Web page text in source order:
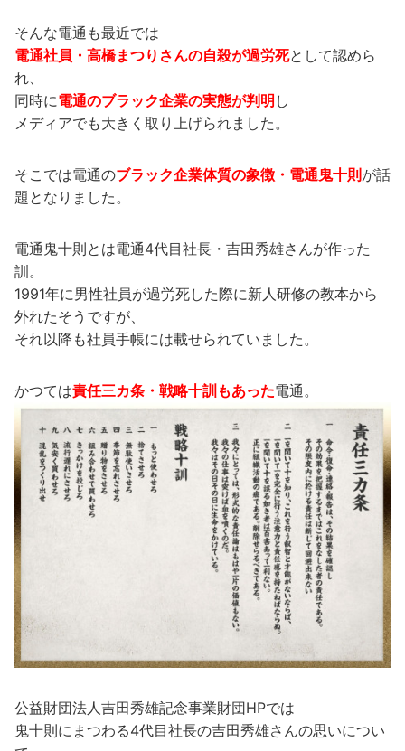
そんな電通も最近では
電通社員・高橋まつりさんの自殺が過労死として認めら
れ、
同時に電通のブラック企業の実態が判明 し
メディアでも大きく取り上げられました。
そこでは電通のブラック企業体質の象徴・電通鬼十則が話
題となりました。
電通鬼十則とは電通4代目社長・吉田秀雄さんが作った
訓。
1991年に男性社員が過労死した際に新人研修の教本から
外れたそうですが、
それ以降も社員手帳には載せられていました。
かつては責任三カ条・戦略十訓もあった電通。
公益財団法人吉田秀雄記念事業財団HPでは
鬼十則にまつわる4代目社長の吉田秀雄さんの思いについ